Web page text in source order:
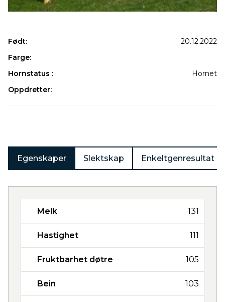
Født:
20.12.2022
Farge:
Hornstatus :
Hornet
Oppdretter:
Egenskaper Slektskap Enkeltgenresultat
Melk 131
Hastighet 111
Fruktbarhet døtre 105
Bein 103